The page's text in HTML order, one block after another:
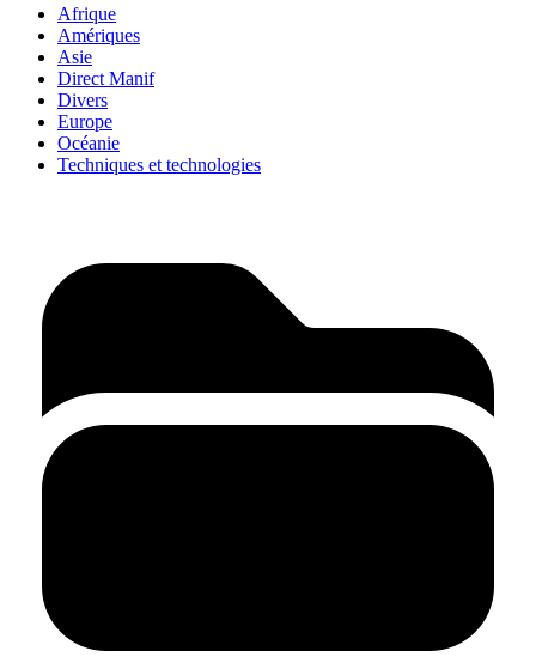
Afrique
Amériques
Asie
Direct Manif
Divers
Europe
Océanie
Techniques et technologies